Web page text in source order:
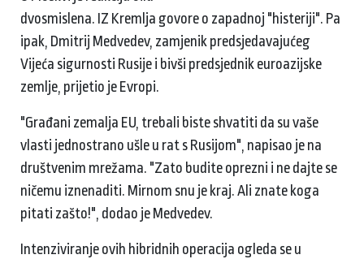
dvosmislena. IZ Kremlja govore o zapadnoj "histeriji". Pa
ipak, Dmitrij Medvedev, zamjenik predsjedavajućeg
Vijeća sigurnosti Rusije i bivši predsjednik euroazijske
zemlje, prijetio je Evropi.
"Građani zemalja EU, trebali biste shvatiti da su vaše
vlasti jednostrano ušle u rat s Rusijom", napisao je na
društvenim mrežama. "Zato budite oprezni i ne dajte se
ničemu iznenaditi. Mirnom snu je kraj. Ali znate koga
pitati zašto!", dodao je Medvedev.
Intenziviranje ovih hibridnih operacija ogleda se u